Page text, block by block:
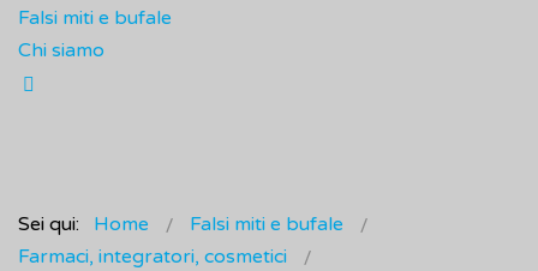
Falsi miti e bufale
Chi siamo
Sei qui: Home
Falsi miti e bufale
Farmaci, integratori, cosmetici